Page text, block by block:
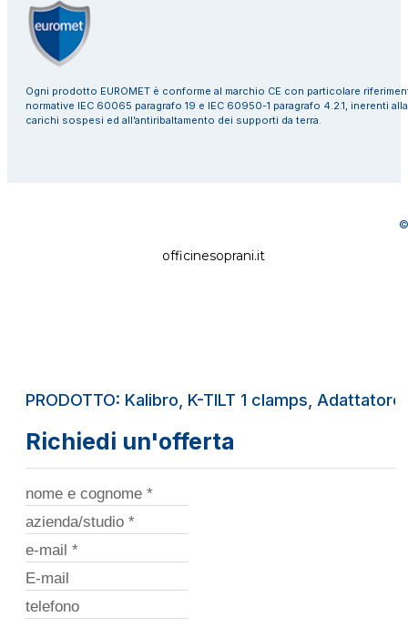
Ogni prodotto EUROMET è conforme al marchio CE con particolare
normative IEC 60065 paragrafo 19 e IEC 60950-1 paragrafo 4.2.1, inerenti
carichi sospesi ed all’antiribaltamento dei supporti da terra.
©
officinesoprani.it
PRODOTTO: Kalibro, K-TILT 1 clamps,
Richiedi un'offerta